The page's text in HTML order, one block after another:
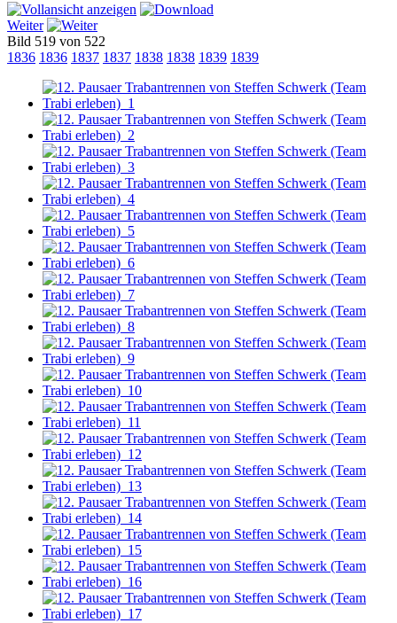
Weiter
Bild 519 von 522
1836 1836 1837 1837 1838 1838 1839 1839